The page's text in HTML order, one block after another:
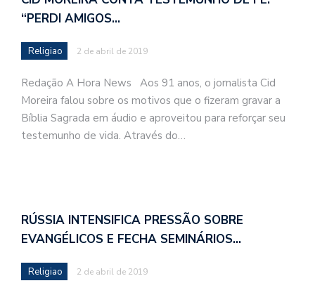
“PERDI AMIGOS…
Religiao 2 de abril de 2019
Redação A Hora News Aos 91 anos, o jornalista Cid
Moreira falou sobre os motivos que o fizeram gravar a
Bíblia Sagrada em áudio e aproveitou para reforçar seu
testemunho de vida. Através do…
RÚSSIA INTENSIFICA PRESSÃO SOBRE
EVANGÉLICOS E FECHA SEMINÁRIOS…
Religiao 2 de abril de 2019